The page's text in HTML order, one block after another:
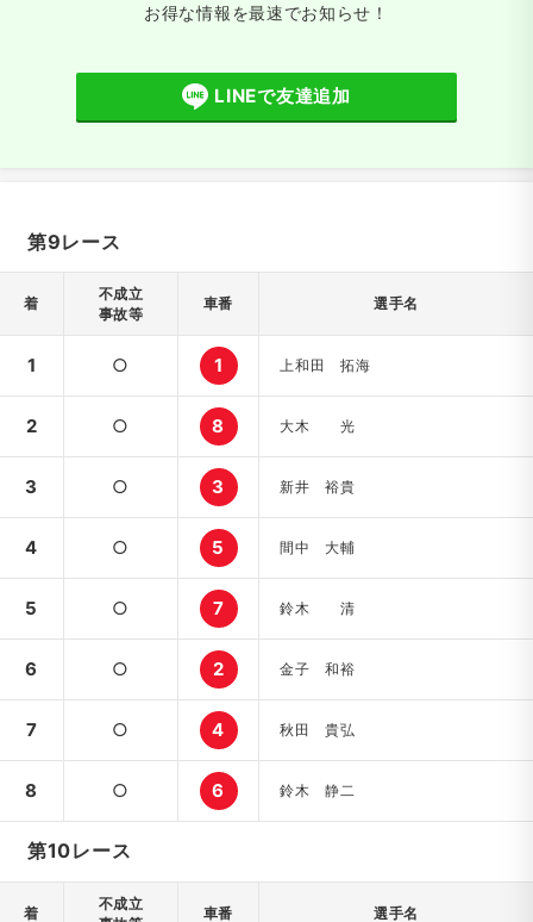
お得な情報を最速でお知らせ！
LINEで友達追加
第9レース
着
不成立
事故等
車番 選手名
1 ○ 1 上和田 拓海
2 ○ 8 大木 光
3 ○ 3 新井 裕貴
4 ○ 5 間中 大輔
5 ○ 7 鈴木 清
6 ○ 2 金子 和裕
7 ○ 4 秋田 貴弘
8 ○ 6 鈴木 静二
第10レース
着
不成立
車番 選手名